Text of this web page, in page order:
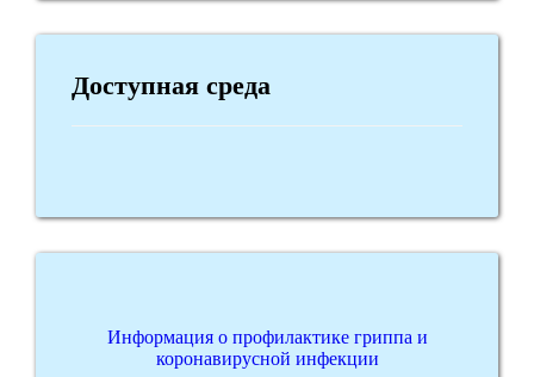
Доступная среда
Информация о профилактике гриппа и
коронавирусной инфекции